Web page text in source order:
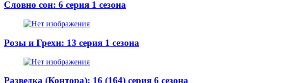
Словно сон: 6 серия 1 сезона
Розы и Грехи: 13 серия 1 сезона
Разведка (Контора): 16 (164) серия 6 сезона